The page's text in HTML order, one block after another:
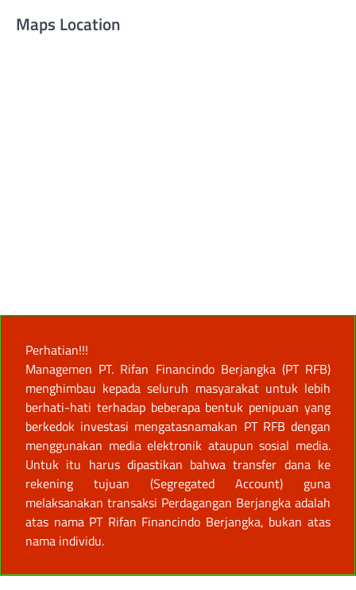
Maps Location
Perhatian!!!
Managemen PT. Rifan Financindo Berjangka (PT RFB)
menghimbau kepada seluruh masyarakat untuk lebih
berhati-hati terhadap beberapa bentuk penipuan yang
berkedok investasi mengatasnamakan PT RFB dengan
menggunakan media elektronik ataupun sosial media.
Untuk itu harus dipastikan bahwa transfer dana ke
rekening tujuan (Segregated Account) guna
melaksanakan transaksi Perdagangan Berjangka adalah
atas nama PT Rifan Financindo Berjangka, bukan atas
nama individu.